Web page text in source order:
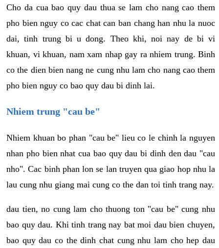
Cho da cua bao quy dau thua se lam cho nang cao them
pho bien nguy co cac chat can ban chang han nhu la nuoc
dai, tinh trung bi u dong. Theo khi, noi nay de bi vi
khuan, vi khuan, nam xam nhap gay ra nhiem trung. Binh
co the dien bien nang ne cung nhu lam cho nang cao them
pho bien nguy co bao quy dau bi dinh lai.
Nhiem trung "cau be"
Nhiem khuan bo phan "cau be" lieu co le chinh la nguyen
nhan pho bien nhat cua bao quy dau bi dinh den dau "cau
nho". Cac binh phan lon se lan truyen qua giao hop nhu la
lau cung nhu giang mai cung co the dan toi tinh trang nay.
dau tien, no cung lam cho thuong ton "cau be" cung nhu
bao quy dau. Khi tinh trang nay bat moi dau bien chuyen,
bao quy dau co the dinh chat cung nhu lam cho hep dau